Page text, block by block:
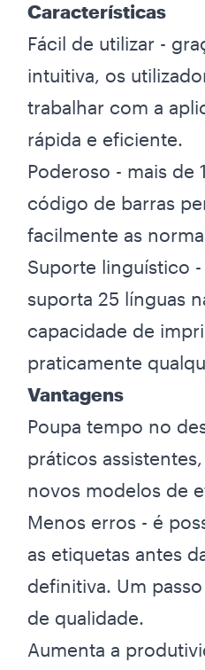
Características
Fácil de utilizar -
intuitiva, os
trabalhar com a
rápida e eficiente.
Poderoso - mais de
código de barras
facilmente as
Suporte linguístico
suporta 25 línguas
capacidade de
praticamente
Vantagens
Poupa tempo no
práticos
novos modelos de
Menos erros - é
as etiquetas antes
definitiva. Um
de qualidade.
Aumenta a